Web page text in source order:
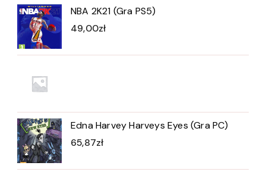
NBA 2K21 (Gra PS5)
49,00zł
Edna Harvey Harveys Eyes (Gra PC)
65,87zł